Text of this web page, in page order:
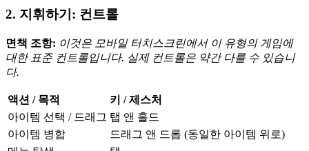
2. 지휘하기: 컨트롤
면책 조항: 이것은 모바일 터치스크린에서 이 유형의 게임에
대한 표준 컨트롤입니다. 실제 컨트롤은 약간 다를 수 있습니
다.
액션 / 목적
키 / 제스처
아이템 선택 / 드래그 탭 앤 홀드
아이템 병합
드래그 앤 드롭 (동일한 아이템 위로)